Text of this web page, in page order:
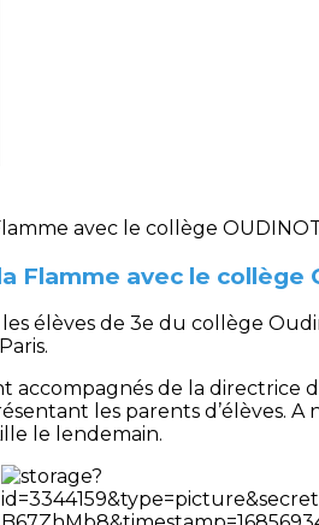
Flamme avec le collège
les élèves de 3e du collège
accompagnés de la directrice
les parents d’élèves.
le lendemain.